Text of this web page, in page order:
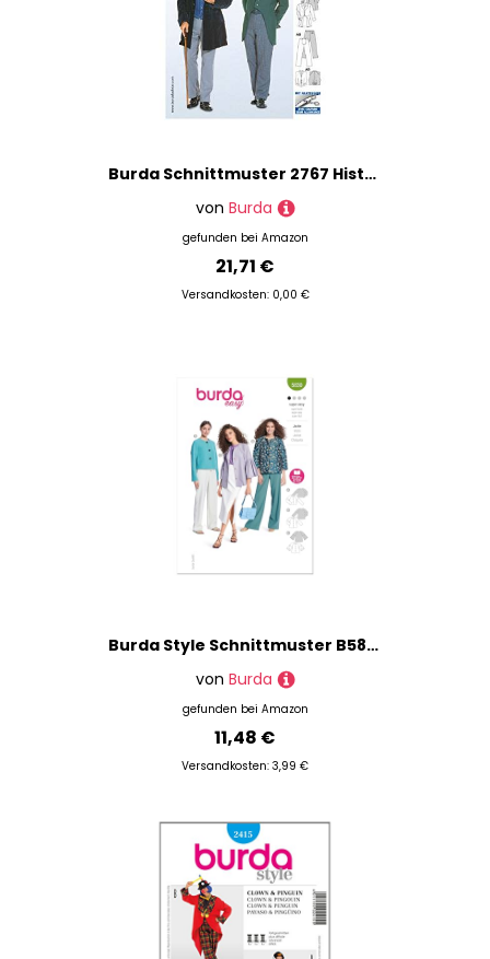
Burda Schnittmuster 2767 History 1848 Gr. 44-60
von Burda
gefunden bei Amazon
21,71 €
Versandkosten: 0,00 €
Burda Style Schnittmuster B5830 Damenjacke
von Burda
gefunden bei Amazon
11,48 €
Versandkosten: 3,99 €